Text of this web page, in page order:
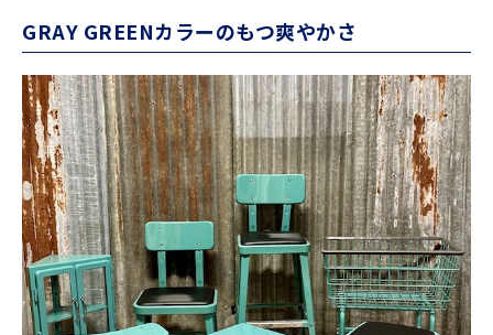
GRAY GREENカラーのもつ爽やかさ